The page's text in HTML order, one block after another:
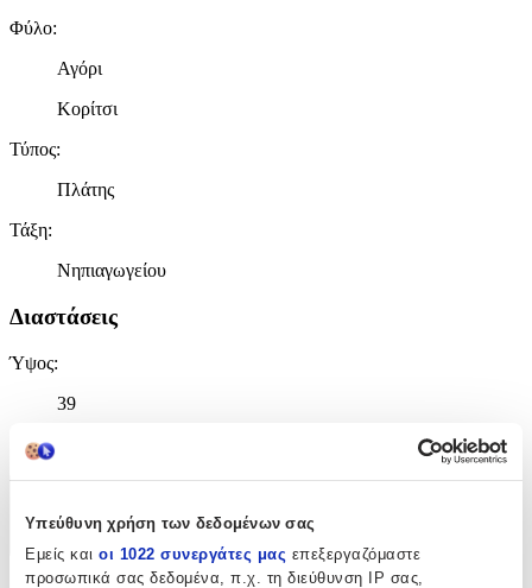
Υπεύθυνη χρήση των δεδομένων σας
Εμείς και οι 1022 συνεργάτες μας επεξεργαζόμαστε
προσωπικά σας δεδομένα, π.χ. τη διεύθυνση IP σας,
Φύλο:
Αγόρι
Κορίτσι
Τύπος:
Πλάτης
Τάξη:
Νηπιαγωγείου
Διαστάσεις
Ύψος:
39